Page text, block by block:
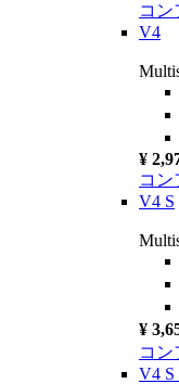
コン
V4
¥
コン
V4 S
¥
コン
V4 S